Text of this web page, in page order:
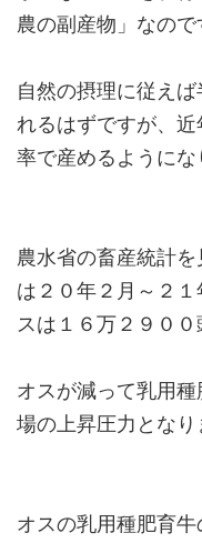
農の副産物」なので
自然の摂理に従え
れるはずですが、
率で産めるようにな
農水省の畜産統計
は２０年２月～２
スは１６万２９００
オスが減って乳用
場の上昇圧力となり
オスの乳用種肥育